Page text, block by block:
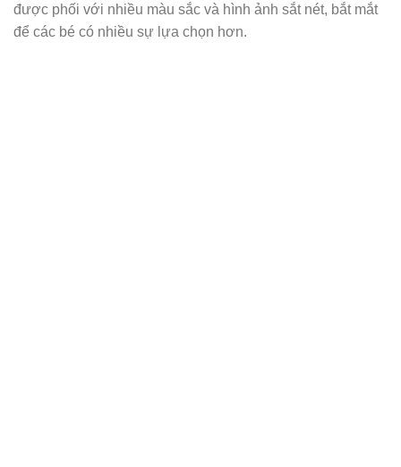
được phối với nhiều màu sắc và hình ảnh sắt nét, bắt mắt
để các bé có nhiều sự lựa chọn hơn.